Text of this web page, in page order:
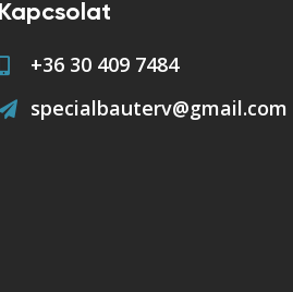
Kapcsolat
+36 30 409 7484
specialbauterv@gmail.com